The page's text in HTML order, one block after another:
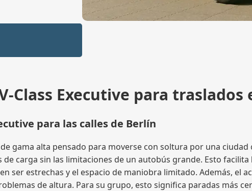
Class Executive para traslados
para las calles de Berlín
gama alta pensado para moverse con soltura por una
carga sin las limitaciones de un autobús grande. Esto
ser estrechas y el espacio de maniobra limitado. Además, el
de altura. Para su grupo, esto significa paradas más